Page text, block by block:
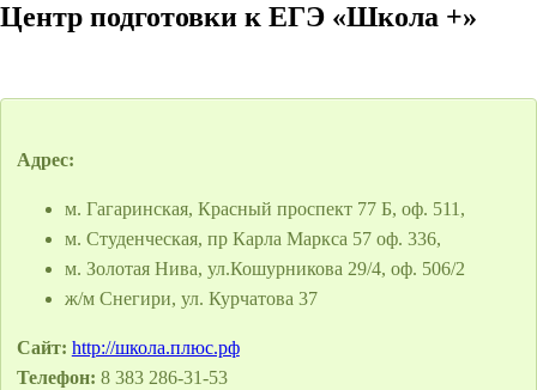
Центр подготовки к ЕГЭ «Школа +»
Адрес:
м. Гагаринская, Красный проспект 77 Б, оф. 511,
м. Студенческая, пр Карла Маркса 57 оф. 336,
м. Золотая Нива, ул.Кошурникова 29/4, оф. 506/2
ж/м Снегири, ул. Курчатова 37
Сайт: http://школа.плюс.рф
Телефон: 8 383 286-31-53